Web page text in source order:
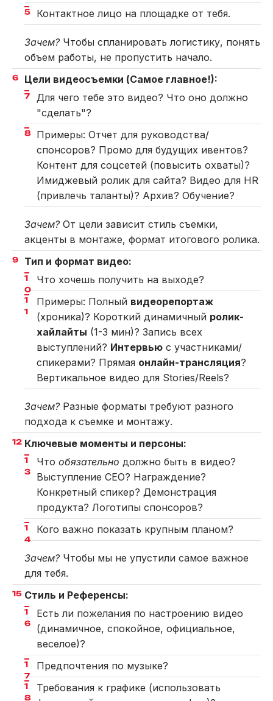
Контактное лицо на площадке от тебя.
Зачем? Чтобы спланировать логистику, понять
объем работы, не пропустить начало.
Цели видеосъемки (Самое главное!):
Для чего тебе это видео? Что оно должно
"сделать"?
Примеры: Отчет для руководства/
спонсоров? Промо для будущих ивентов?
Контент для соцсетей (повысить охваты)?
Имиджевый ролик для сайта? Видео для HR
(привлечь таланты)? Архив? Обучение?
Зачем? От цели зависит стиль съемки,
акценты в монтаже, формат итогового ролика.
Тип и формат видео:
Что хочешь получить на выходе?
Примеры: Полный видеорепортаж
(хроника)? Короткий динамичный ролик-
хайлайты (1-3 мин)? Запись всех
выступлений? Интервью с участниками/
спикерами? Прямая онлайн-трансляция?
Вертикальное видео для Stories/Reels?
Зачем? Разные форматы требуют разного
подхода к съемке и монтажу.
Ключевые моменты и персоны:
Что обязательно должно быть в видео?
Выступление CEO? Награждение?
Конкретный спикер? Демонстрация
продукта? Логотипы спонсоров?
Кого важно показать крупным планом?
Зачем? Чтобы мы не упустили самое важное
для тебя.
Стиль и Референсы:
Есть ли пожелания по настроению видео
(динамичное, спокойное, официальное,
веселое)?
Предпочтения по музыке?
Требования к графике (использовать